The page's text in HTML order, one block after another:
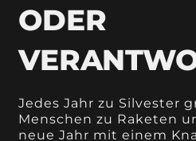
DER V
Jedes Jahr zu Silvester
Menschen zu Raketen
neue Jahr mit einem